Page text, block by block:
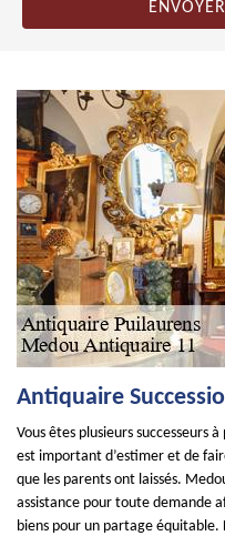
Antiquaire
Vous êtes plusieurs successeurs
est important d’estimer et de
que les parents ont laissés.
assistance pour toute demande
biens pour un partage équitable.